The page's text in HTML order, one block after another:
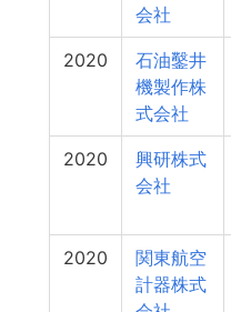
会社
2020
石油鑿井
機製作株
式会社
2020
興研株式
会社
2020
関東航空
計器株式